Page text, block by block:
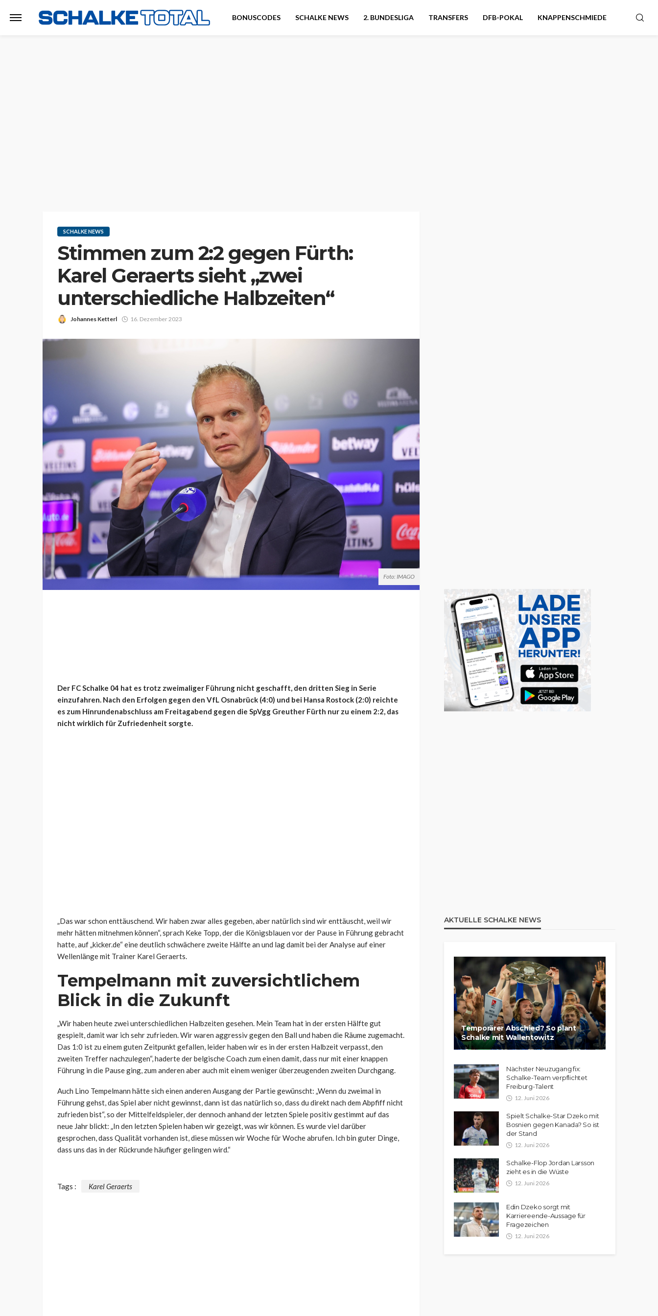
BONUSCODES SCHALKE NEWS 2. BUNDESLIGA TRANSFERS DFB-POKAL KNAPPENSCHMIEDE
SCHALKE NEWS
Stimmen zum 2:2 gegen Fürth:
Karel Geraerts sieht „zwei
unterschiedliche Halbzeiten“
Johannes Ketterl 16. Dezember 2023
Foto: IMAGO
Der FC Schalke 04 hat es trotz zweimaliger Führung nicht geschafft, den dritten Sieg in Serie
einzufahren. Nach den Erfolgen gegen den VfL Osnabrück (4:0) und bei Hansa Rostock (2:0) reichte
es zum Hinrundenabschluss am Freitagabend gegen die SpVgg Greuther Fürth nur zu einem 2:2, das
nicht wirklich für Zufriedenheit sorgte.
„Das war schon enttäuschend. Wir haben zwar alles gegeben, aber natürlich sind wir enttäuscht, weil wir
mehr hätten mitnehmen können“, sprach Keke Topp, der die Königsblauen vor der Pause in Führung gebracht
hatte, auf „kicker.de“ eine deutlich schwächere zweite Hälfte an und lag damit bei der Analyse auf einer
Wellenlänge mit Trainer Karel Geraerts.
Tempelmann mit zuversichtlichem
Blick in die Zukunft
„Wir haben heute zwei unterschiedlichen Halbzeiten gesehen. Mein Team hat in der ersten Hälfte gut
gespielt, damit war ich sehr zufrieden. Wir waren aggressiv gegen den Ball und haben die Räume zugemacht.
Das 1:0 ist zu einem guten Zeitpunkt gefallen, leider haben wir es in der ersten Halbzeit verpasst, den
zweiten Treffer nachzulegen“, haderte der belgische Coach zum einen damit, dass nur mit einer knappen
Führung in die Pause ging, zum anderen aber auch mit einem weniger überzeugenden zweiten Durchgang.
Auch Lino Tempelmann hätte sich einen anderen Ausgang der Partie gewünscht: „Wenn du zweimal in
Führung gehst, das Spiel aber nicht gewinnst, dann ist das natürlich so, dass du direkt nach dem Abpfiff nicht
zufrieden bist“, so der Mittelfeldspieler, der dennoch anhand der letzten Spiele positiv gestimmt auf das
neue Jahr blickt: „In den letzten Spielen haben wir gezeigt, was wir können. Es wurde viel darüber
gesprochen, dass Qualität vorhanden ist, diese müssen wir Woche für Woche abrufen. Ich bin guter Dinge,
dass uns das in der Rückrunde häufiger gelingen wird.“
Tags : Karel Geraerts
AKTUELLE SCHALKE NEWS
Temporärer Abschied? So plant
Schalke mit Wallentowitz
Nächster Neuzugang fix:
Schalke-Team verpflichtet
Freiburg-Talent
12. Juni 2026
Spielt Schalke-Star Dzeko mit
Bosnien gegen Kanada? So ist
der Stand
12. Juni 2026
Schalke-Flop Jordan Larsson
zieht es in die Wüste
12. Juni 2026
Edin Dzeko sorgt mit
Karriereende-Aussage für
Fragezeichen
12. Juni 2026